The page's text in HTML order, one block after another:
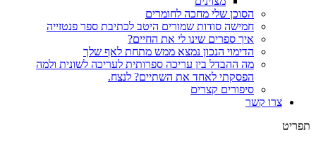
הסוכן שלי מחכה לחומרים
חמישה סודות שמורים היטב לכתיבת ספר פנטזייה
איך ספרים שינו לי את החיים?
הדימוי הנכון נמצא ממש מתחת לאף שלך
מה ההבדל בין עריכה ספרותית לעריכה לשונית ולמה
הפסקתי לאחד את השתיים? לנצח.
סיפורים קצרים
צרו קשר
תפריט